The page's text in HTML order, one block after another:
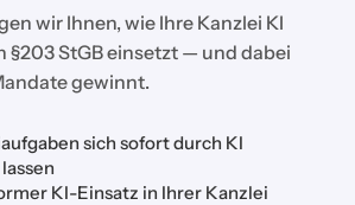
wir Ihnen, wie Ihre Kanzlei KI
§203 StGB einsetzt — und dabei
gewinnt.
sich sofort durch KI
KI-Einsatz in Ihrer Kanzlei